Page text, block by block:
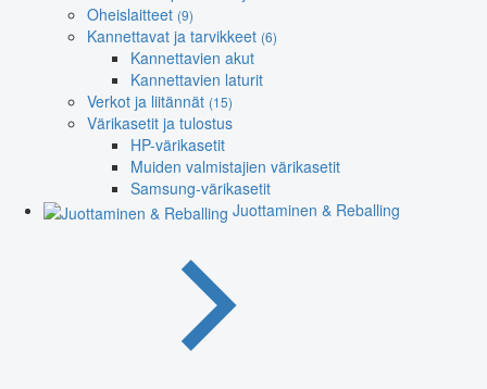
Oheislaitteet (9)
Kannettavat ja tarvikkeet (6)
Kannettavien akut
Kannettavien laturit
Verkot ja liitännät (15)
Värikasetit ja tulostus
HP-värikasetit
Muiden valmistajien värikasetit
Samsung-värikasetit
Juottaminen & Reballing